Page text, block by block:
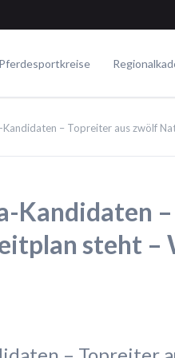
Pferdesportkreise
– Topreiter aus zwölf
Kandidaten
steht –